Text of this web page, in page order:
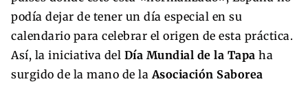
podía dejar de tener un día especial en su
calendario para celebrar el origen de esta práctica.
Así, la iniciativa del Día Mundial de la Tapa ha
surgido de la mano de laAsociación Saborea